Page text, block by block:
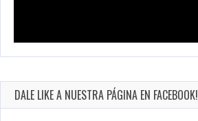
DALE LIKE A NUESTRA PÁGINA EN FACEBOOK!